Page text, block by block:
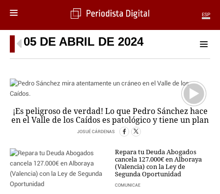
ESP
MENÚ
SECCIONES
MUNDO
ECONOMÍA
DEPORTES
CULTURA
TELEVISIÓN
GENTE
05 DE ABRIL DE 2024
¡Es peligroso de verdad! Lo que Pedro Sánchez hace
en el Valle de los Caídos es patológico y tiene un plan
JOSUÉ CÁRDENAS
Repara tu Deuda Abogados
cancela 127.000€ en Alboraya
(Valencia) con la Ley de
Segunda Oportunidad
COMUNICAE